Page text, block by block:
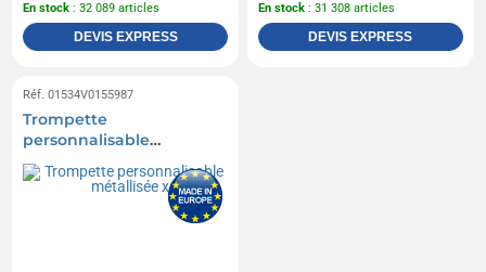
En stock : 32 089 articles
DEVIS EXPRESS
En stock : 31 308 articles
DEVIS EXPRESS
Réf. 01534V0155987
Trompette
personnalisable
métallisée x6